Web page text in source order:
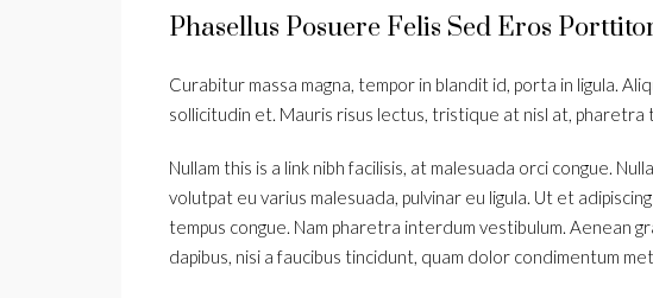
Phasellus Posuere Felis Sed Eros
Curabitur massa magna, tempor in blandit id, porta in ligula.
sollicitudin et. Mauris risus lectus, tristique at nisl at, pharetra
Nullam this is a link nibh facilisis, at malesuada orci congue.
volutpat eu varius malesuada, pulvinar eu ligula. Ut et
tempus congue. Nam pharetra interdum vestibulum. Aenean
dapibus, nisi a faucibus tincidunt, quam dolor condimentum